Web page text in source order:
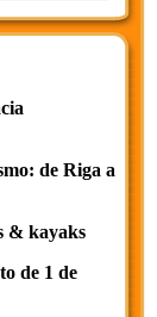
de Riga a
& kayaks
de 1 de